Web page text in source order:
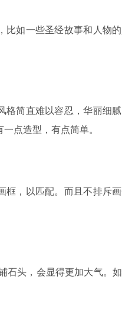
如一些圣经故事和人物
简直难以容忍，华丽细
点造型，有点简单。
，以匹配。而且不排斥
头，会显得更加大气。